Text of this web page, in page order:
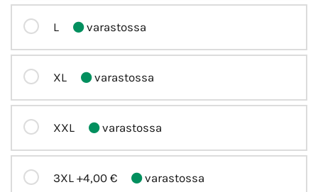
L varastossa
XL varastossa
XXL varastossa
3XL +4,00 € varastossa